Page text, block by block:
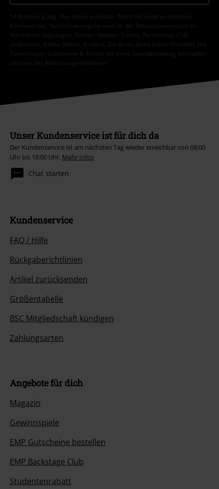
*4 Wochen gültig. Nur online einlösbar. Nicht mit anderen Aktionen
kombinierbar. Nach Codeeingabe wird dir der Rabatt automatisch im
Warenkorb abgezogen. Bücher, Medien, Tickets, Rammstein, (Till)
Lindemann, Böhse Onkelz, Broilers, Die Ärzte, Feine Sahne Fischfilet, Die
Toten Hosen, Gutscheine & Artikel, die einen Spendenbeitrag beinhalten,
sind von der Aktion ausgeschlossen.
Unser Kundenservice ist für dich da
Der Kundenservice ist am nächsten Tag wieder erreichbar von 08:00
Uhr bis 18:00 Uhr. Mehr Infos
Chat starten
Kundenservice
FAQ / Hilfe
Rückgaberichtlinien
Artikel zurücksenden
Größentabelle
BSC Mitgliedschaft kündigen
Zahlungsarten
Angebote für dich
Magazin
Gewinnspiele
EMP Gutscheine bestellen
EMP Backstage Club
Studentenrabatt